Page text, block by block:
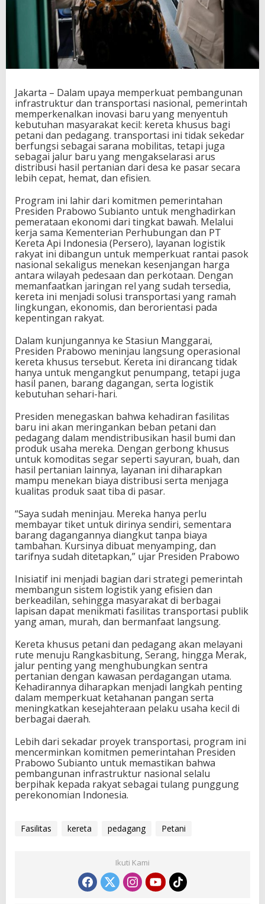
a
u
l
a
s
B
a
r
u
u
n
u
k
P
e
t
a
n
i
d
a
n
P
e
d
a
g
a
n
g
Jakarta – Dalam upaya memperkuat pembangunan
infrastruktur dan transportasi nasional, pemerintah
memperkenalkan inovasi baru yang menyentuh
kebutuhan masyarakat kecil: kereta khusus bagi
petani dan pedagang. transportasi ini tidak sekedar
berfungsi sebagai sarana mobilitas, tetapi juga
sebagai jalur baru yang mengakselarasi arus
distribusi hasil pertanian dari desa ke pasar secara
lebih cepat, hemat, dan efisien.
Program ini lahir dari komitmen pemerintahan
Presiden Prabowo Subianto untuk menghadirkan
pemerataan ekonomi dari tingkat bawah. Melalui
kerja sama Kementerian Perhubungan dan PT
Kereta Api Indonesia (Persero), layanan logistik
rakyat ini dibangun untuk memperkuat rantai pasok
nasional sekaligus menekan kesenjangan harga
antara wilayah pedesaan dan perkotaan. Dengan
memanfaatkan jaringan rel yang sudah tersedia,
kereta ini menjadi solusi transportasi yang ramah
lingkungan, ekonomis, dan berorientasi pada
kepentingan rakyat.
Dalam kunjungannya ke Stasiun Manggarai,
Presiden Prabowo meninjau langsung operasional
kereta khusus tersebut. Kereta ini dirancang tidak
hanya untuk mengangkut penumpang, tetapi juga
hasil panen, barang dagangan, serta logistik
kebutuhan sehari-hari.
Presiden menegaskan bahwa kehadiran fasilitas
baru ini akan meringankan beban petani dan
pedagang dalam mendistribusikan hasil bumi dan
produk usaha mereka. Dengan gerbong khusus
untuk komoditas segar seperti sayuran, buah, dan
hasil pertanian lainnya, layanan ini diharapkan
mampu menekan biaya distribusi serta menjaga
kualitas produk saat tiba di pasar.
“Saya sudah meninjau. Mereka hanya perlu
membayar tiket untuk dirinya sendiri, sementara
barang dagangannya diangkut tanpa biaya
tambahan. Kursinya dibuat menyamping, dan
tarifnya sudah ditetapkan,” ujar Presiden Prabowo
Inisiatif ini menjadi bagian dari strategi pemerintah
membangun sistem logistik yang efisien dan
berkeadilan, sehingga masyarakat di berbagai
lapisan dapat menikmati fasilitas transportasi publik
yang aman, murah, dan bermanfaat langsung.
Kereta khusus petani dan pedagang akan melayani
rute menuju Rangkasbitung, Serang, hingga Merak,
jalur penting yang menghubungkan sentra
pertanian dengan kawasan perdagangan utama.
Kehadirannya diharapkan menjadi langkah penting
dalam memperkuat ketahanan pangan serta
meningkatkan kesejahteraan pelaku usaha kecil di
berbagai daerah.
Lebih dari sekadar proyek transportasi, program ini
mencerminkan komitmen pemerintahan Presiden
Prabowo Subianto untuk memastikan bahwa
pembangunan infrastruktur nasional selalu
berpihak kepada rakyat sebagai tulang punggung
perekonomian Indonesia.
Fasilitas kereta pedagang Petani
Ikuti Kami